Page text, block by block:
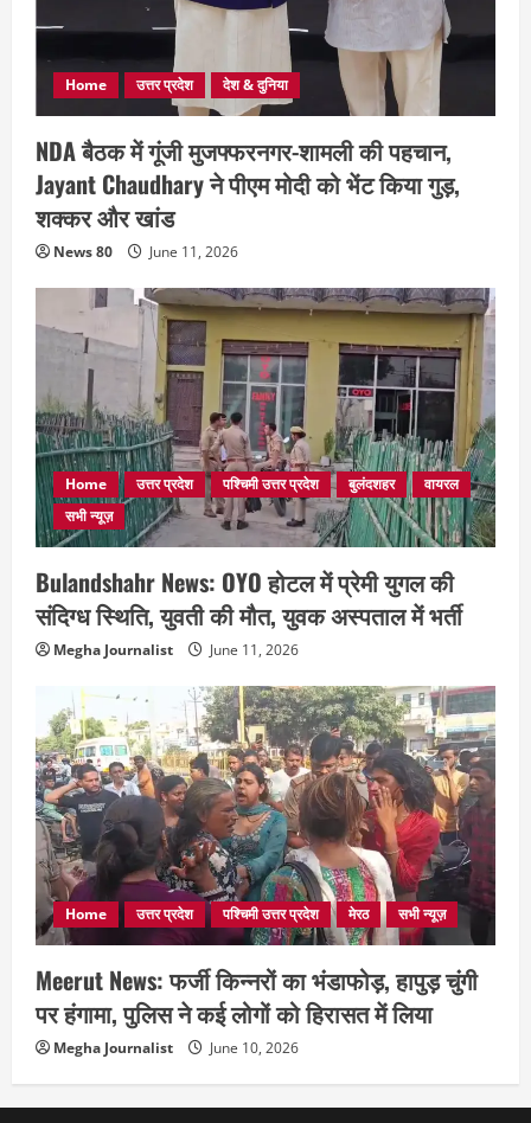
Home उत्तर प्रदेश देश & दुनिया
NDA बैठक में गूंजी मुजफ्फरनगर-शामली की पहचान,
Jayant Chaudhary ने पीएम मोदी को भेंट किया गुड़,
शक्कर और खांड
News 80 June 11, 2026
Home उत्तर प्रदेश पश्चिमी उत्तर प्रदेश बुलंदशहर
वायरल
सभी न्यूज़
Bulandshahr News: OYO होटल में प्रेमी युगल की
संदिग्ध स्थिति, युवती की मौत, युवक अस्पताल में भर्ती
Megha Journalist June 11, 2026
Home उत्तर प्रदेश पश्चिमी उत्तर प्रदेश मेरठ सभी न्यूज़
Meerut News: फर्जी किन्नरों का भंडाफोड़, हापुड़ चुंगी
पर हंगामा, पुलिस ने कई लोगों को हिरासत में लिया
Megha Journalist June 10, 2026